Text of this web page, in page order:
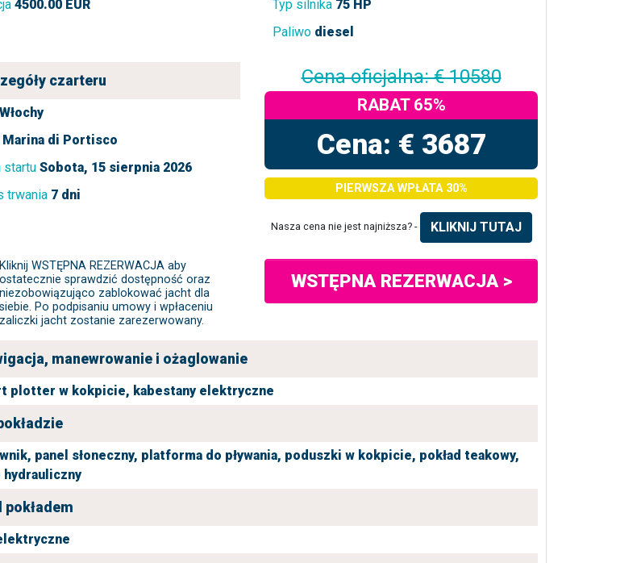
4500.00 EUR
Typ silnika 75 HP
Paliwo diesel
czarteru
Włochy
Marina di Portisco
startu Sobota, 15 sierpnia 2026
trwania 7 dni
Cena oficjalna: € 10580
RABAT 65%
Cena: € 3687
PIERWSZA WPŁATA 30%
Nasza cena nie jest najniższa? - KLIKNIJ TUTAJ
Kliknij WSTĘPNA REZERWACJA aby
ostatecznie sprawdzić dostępność oraz
niezobowiązująco zablokować jacht dla
siebie. Po podpisaniu umowy i wpłaceniu
zaliczki jacht zostanie zarezerwowany.
WSTĘPNA REZERWACJA >
manewrowanie i ożaglowanie
plotter w kokpicie, kabestany elektryczne
panel słoneczny, platforma do pływania, poduszki w kokpicie, pokład teakowy,
hydrauliczny
pokładem